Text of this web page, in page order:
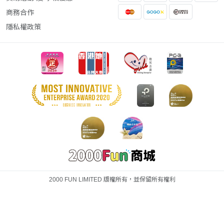
商務合作
隱私權政策
2000 FUN LIMITED 版權所有，並保留所有權利